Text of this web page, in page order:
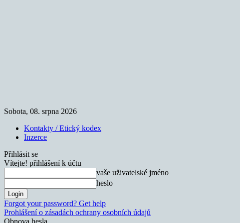
Sobota, 08. srpna 2026
Kontakty / Etický kodex
Inzerce
Přihlásit se
Vítejte! přihlášení k účtu
vaše uživatelské jméno
heslo
Forgot your password? Get help
Prohlášení o zásadách ochrany osobních údajů
Obnova hesla